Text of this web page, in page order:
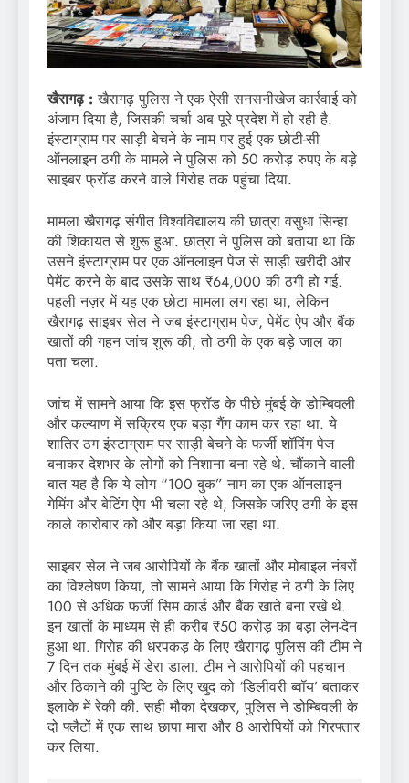
खैरागढ़ : खैरागढ़ पुलिस ने एक ऐसी सनसनीखेज कार्रवाई को
अंजाम दिया है, जिसकी चर्चा अब पूरे प्रदेश में हो रही है.
इंस्टाग्राम पर साड़ी बेचने के नाम पर हुई एक छोटी-सी
ऑनलाइन ठगी के मामले ने पुलिस को 50 करोड़ रुपए के बड़े
साइबर फ्रॉड करने वाले गिरोह तक पहुंचा दिया.
मामला खैरागढ़ संगीत विश्वविद्यालय की छात्रा वसुधा सिन्हा
की शिकायत से शुरू हुआ. छात्रा ने पुलिस को बताया था कि
उसने इंस्टाग्राम पर एक ऑनलाइन पेज से साड़ी खरीदी और
पेमेंट करने के बाद उसके साथ ₹64,000 की ठगी हो गई.
पहली नज़र में यह एक छोटा मामला लग रहा था, लेकिन
खैरागढ़ साइबर सेल ने जब इंस्टाग्राम पेज, पेमेंट ऐप और बैंक
खातों की गहन जांच शुरू की, तो ठगी के एक बड़े जाल का
पता चला.
जांच में सामने आया कि इस फ्रॉड के पीछे मुंबई के डोम्बिवली
और कल्याण में सक्रिय एक बड़ा गैंग काम कर रहा था. ये
शातिर ठग इंस्टाग्राम पर साड़ी बेचने के फर्जी शॉपिंग पेज
बनाकर देशभर के लोगों को निशाना बना रहे थे. चौंकाने वाली
बात यह है कि ये लोग “100 बुक” नाम का एक ऑनलाइन
गेमिंग और बेटिंग ऐप भी चला रहे थे, जिसके जरिए ठगी के इस
काले कारोबार को और बड़ा किया जा रहा था.
साइबर सेल ने जब आरोपियों के बैंक खातों और मोबाइल नंबरों
का विश्लेषण किया, तो सामने आया कि गिरोह ने ठगी के लिए
100 से अधिक फर्जी सिम कार्ड और बैंक खाते बना रखे थे.
इन खातों के माध्यम से ही करीब ₹50 करोड़ का बड़ा लेन-देन
हुआ था. गिरोह की धरपकड़ के लिए खैरागढ़ पुलिस की टीम ने
7 दिन तक मुंबई में डेरा डाला. टीम ने आरोपियों की पहचान
और ठिकाने की पुष्टि के लिए खुद को ‘डिलीवरी ब्वॉय’ बताकर
इलाके में रेकी की. सही मौका देखकर, पुलिस ने डोम्बिवली के
दो फ्लैटों में एक साथ छापा मारा और 8 आरोपियों को गिरफ्तार
कर लिया.